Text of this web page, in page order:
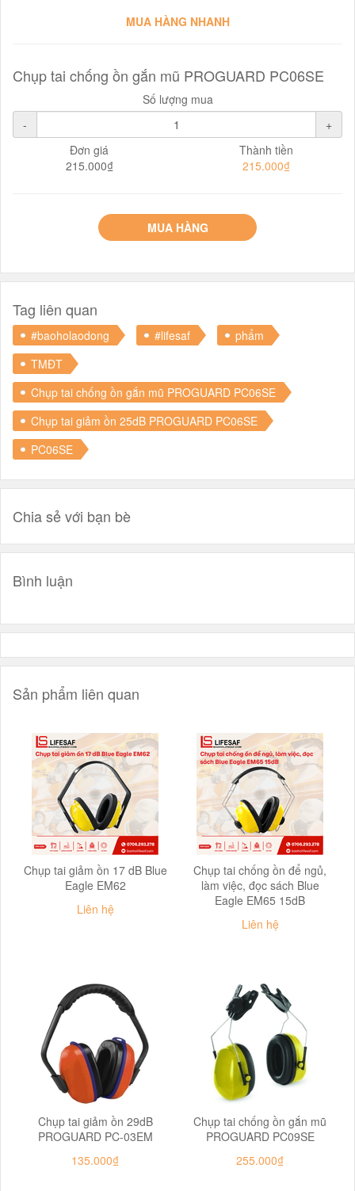
MUA HÀNG NHANH
Chụp tai chống ồn gắn mũ PROGUARD PC06SE
Số lượng mua
-
+
Đơn giá
215.000₫
Thành tiền
215.000₫
MUA HÀNG
Tag liên quan
#baoholaodong #lifesaf
phẩm
TMĐT
Chụp tai chống ồn gắn mũ PROGUARD PC06SE
Chụp tai giảm ồn 25dB PROGUARD PC06SE
PC06SE
Chia sẻ với bạn bè
Bình luận
Sản phẩm liên quan
Chụp tai giảm ồn 17 dB Blue
Eagle EM62
Liên hệ
Chụp tai chống ồn để ngủ,
làm việc, đọc sách Blue
Eagle EM65 15dB
Liên hệ
Chụp tai giảm ồn 29dB
PROGUARD PC-03EM
135.000₫
Chụp tai chống ồn gắn mũ
PROGUARD PC09SE
255.000₫